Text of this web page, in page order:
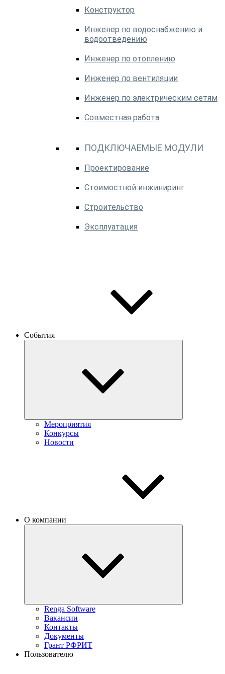
Конструктор
Инженер по водоснабжению и
водоотведению
Инженер по отоплению
Инженер по вентиляции
Инженер по электрическим сетям
Совместная работа
ПОДКЛЮЧАЕМЫЕ МОДУЛИ
Проектирование
Стоимостной инжиниринг
Строительство
Эксплуатация
События
Мероприятия
Конкурсы
Новости
О компании
Renga Software
Вакансии
Контакты
Документы
Грант РФРИТ
Пользователю